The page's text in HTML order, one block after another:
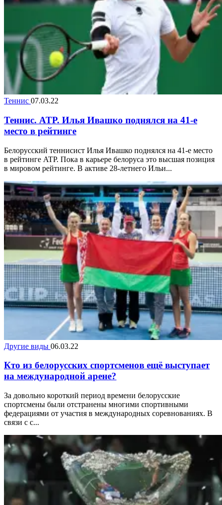
Теннис 07.03.22
Теннис. ATP. Илья Ивашко поднялся на 41-е
место в рейтинге
Белорусский теннисист Илья Ивашко поднялся на 41-е место
в рейтинге ATP. Пока в карьере белоруса это высшая позиция
в мировом рейтинге. В активе 28-летнего Ильи...
Другие виды 06.03.22
Кто из белорусских спортсменов ещё выступает
на международной арене?
За довольно короткий период времени белорусские
спортсмены были отстранены многими спортивными
федерациями от участия в международных соревнованиях. В
связи с с...